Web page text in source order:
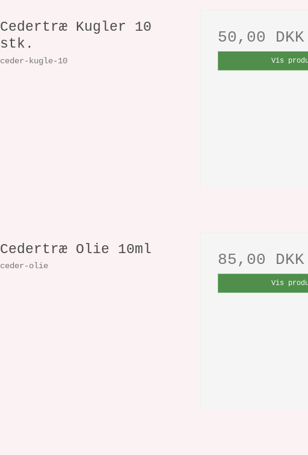
Cedertræ Kugler 10
stk.
ceder-kugle-10
50,00 DKK
Vis
Cedertræ Olie 10ml
ceder-olie 85,00 DKK
Vis